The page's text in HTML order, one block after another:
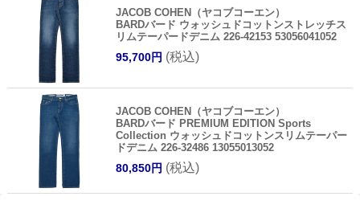
JACOB COHEN（ヤコブコーエン）
BARDバード ウォッシュドコットンストレッチス
リムテーパードデニム 226-42153 53056041052
95,700円 (税込)
JACOB COHEN（ヤコブコーエン）
BARDバード PREMIUM EDITION Sports
Collection ウォッシュドコットンスリムテーパー
ドデニム 226-32486 13055013052
80,850円 (税込)